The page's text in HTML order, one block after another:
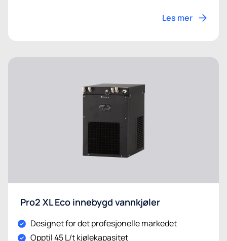
Les mer
Pro2 XL Eco innebygd vannkjøler
Designet for det profesjonelle markedet
Opptil 45 L/t kjølekapasitet